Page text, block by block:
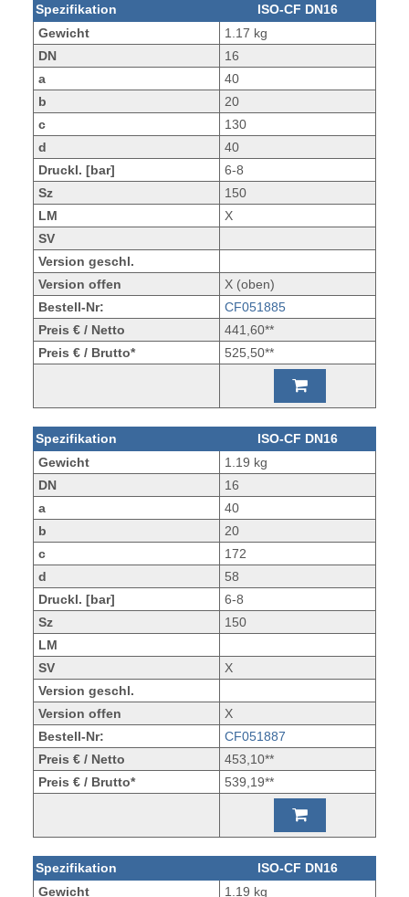
Spezifikation
ISO-CF DN16
Gewicht
1.17 kg
DN
16
a
40
b
20
c
130
d
40
Druckl. [bar]
6-8
Sz
150
LM
X
SV
Version geschl.
Version offen
X (oben)
Bestell-Nr:
CF051885
Preis € / Netto
441,60**
Preis € / Brutto*
525,50**
Spezifikation
ISO-CF DN16
Gewicht
1.19 kg
DN
16
a
40
b
20
c
172
d
58
Druckl. [bar]
6-8
Sz
150
LM
SV
X
Version geschl.
Version offen
X
Bestell-Nr:
CF051887
Preis € / Netto
453,10**
Preis € / Brutto*
539,19**
Spezifikation
ISO-CF DN16
Gewicht
1.19 kg